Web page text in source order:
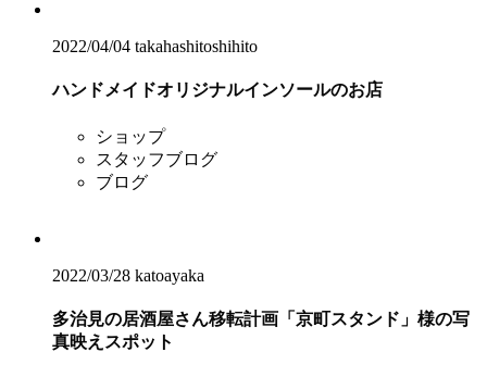
2022/04/04 takahashitoshihito
ハンドメイドオリジナルインソールのお店
ショップ
スタッフブログ
ブログ
2022/03/28 katoayaka
多治見の居酒屋さん移転計画「京町スタンド」様の写
真映えスポット